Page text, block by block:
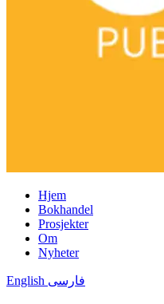
Hjem
Bokhandel
Prosjekter
Om
Nyheter
English فارسی